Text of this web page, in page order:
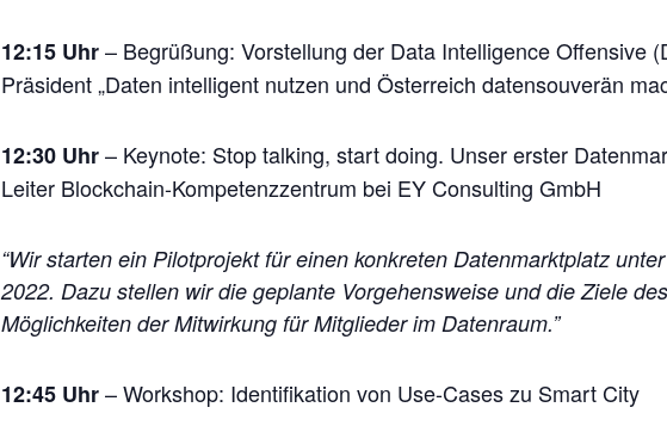
12:15 Uhr– Begrüßung: Vorstellung der Data Intelligence Offensive
Präsident „Daten intelligent nutzen und Österreich datensouverän
12:30 Uhr– Keynote: Stop talking, start doing. Unser erster
Leiter Blockchain-Kompetenzzentrum bei EY Consulting GmbH
“Wir starten ein Pilotprojekt für einen konkreten Datenmarktplatz
2022. Dazu stellen wir die geplante Vorgehensweise und die Ziele
Möglichkeiten der Mitwirkung für Mitglieder im Datenraum.”
12:45 Uhr– Workshop: Identifikation von Use-Cases zu Smart City